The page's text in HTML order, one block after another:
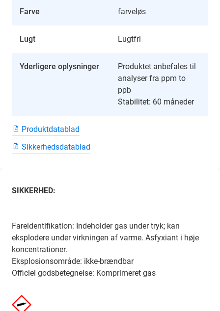
Farve farveløs
Lugt Lugtfri
Yderligere oplysninger
Produktet anbefales til
analyser fra ppm to
ppb
Stabilitet: 60 måneder
Produktdatablad
Sikkerhedsdatablad
SIKKERHED:
Fareidentifikation: Indeholder gas under tryk; kan
eksplodere under virkningen af ​​varme. Asfyxiant i høje
koncentrationer.
Eksplosionsområde: ikke-brændbar
Officiel godsbetegnelse: Komprimeret gas